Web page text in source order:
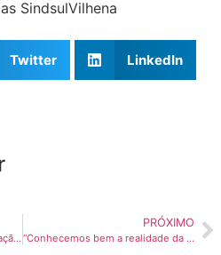
SindsulVilhena
Twitter LinkedIn
Sindsul vence ação sobre aplicação de adicional de insalubridade aos ACS; veja lista com nomes de beneficiados
PRÓXIMO
“Conhecemos bem a realidade da prefeitura e sabemos que é possível fazer revisões”; Sindsul entrevista a candidata Raquel Donadon